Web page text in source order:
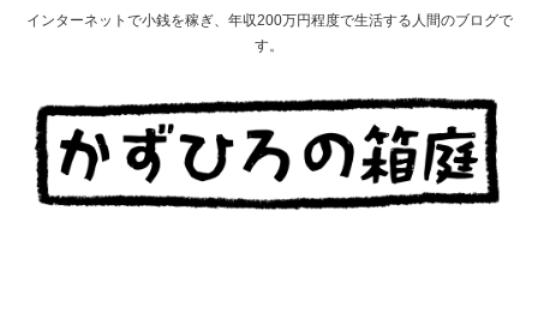
インターネットで小銭を稼ぎ、年収200万円程度で生活する人間のブログで
す。